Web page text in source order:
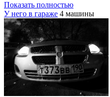
Показать полностью
У него в гараже 4 машины